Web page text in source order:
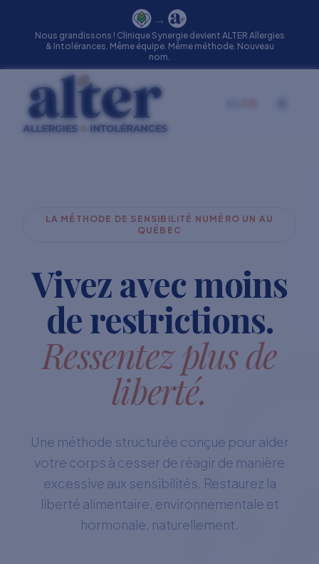
→
Nous grandissons ! Clinique Synergie devient ALTER Allergies
& Intolérances. Même équipe. Même méthode. Nouveau
nom.
LA MÉTHODE DE SENSIBILITÉ NUMÉRO UN AU
QUÉBEC
Vivez avec moins
de restrictions.
Ressentez plus de
liberté.
Une méthode structurée conçue pour aider
votre corps à cesser de réagir de manière
excessive aux sensibilités. Restaurez la
liberté alimentaire, environnementale et
hormonale, naturellement.